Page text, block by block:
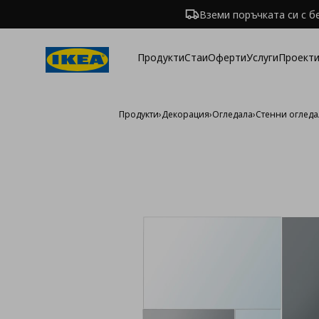
Вземи поръчката си с
ПродуктиСтаиОфертиУслуги
Продукти›Декорация›Огледала›Стенни